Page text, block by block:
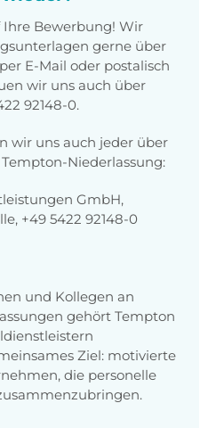
Bewerbung! Wir
gerne über
E-Mail oder postalisch
wir uns auch über
92148-0.
wir uns auch jeder über
Niederlassung:
GmbH,
+49 5422 92148-0
und Kollegen an
gehört Tempton
Ziel: motivierte
die personelle